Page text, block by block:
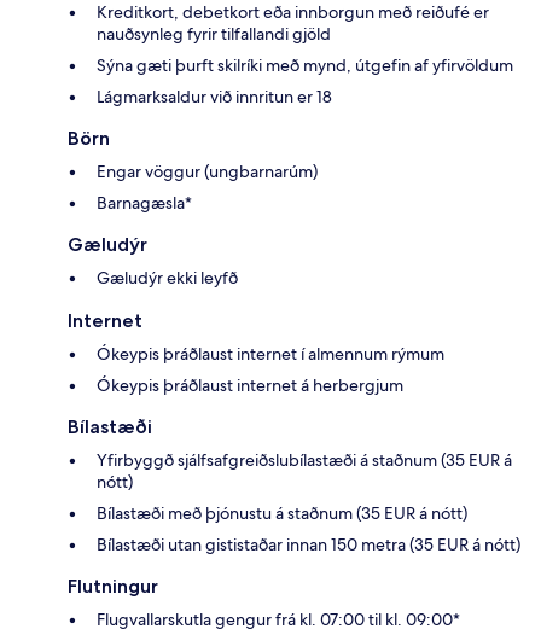
Kreditkort, debetkort eða innborgun með reiðufé er
nauðsynleg fyrir tilfallandi gjöld
Sýna gæti þurft skilríki með mynd, útgefin af yfirvöldum
Lágmarksaldur við innritun er 18
Börn
Engar vöggur (ungbarnarúm)
Barnagæsla*
Gæludýr
Gæludýr ekki leyfð
Internet
Ókeypis þráðlaust internet í almennum rýmum
Ókeypis þráðlaust internet á herbergjum
Bílastæði
Yfirbyggð sjálfsafgreiðslubílastæði á staðnum (35 EUR á
nótt)
Bílastæði með þjónustu á staðnum (35 EUR á nótt)
Bílastæði utan gististaðar innan 150 metra (35 EUR á nótt)
Flutningur
Flugvallarskutla gengur frá kl. 07:00 til kl. 09:00*